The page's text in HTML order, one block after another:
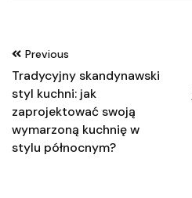
Nawigacja
wpisu
Previous
Tradycyjny skandynawski
styl kuchni: jak
zaprojektować swoją
wymarzoną kuchnię w
stylu północnym?